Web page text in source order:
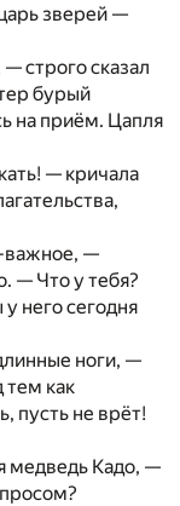
зверей —
строго сказал
бурый
на приём. Цапля
— кричала
важное, —
— Что у тебя?
него сегодня
ноги, —
тем как
пусть не врёт!
медведь Кадо, —